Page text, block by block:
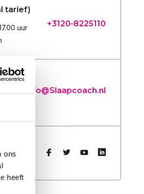
ons
heeft
tarief)
uur
+3120-8225110
Info@Slaapcoach.nl